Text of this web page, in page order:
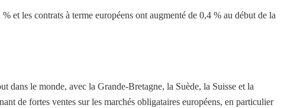
et les contrats à terme européens ont augmenté de 0,4 % au début de la
dans le monde, avec la Grande-Bretagne, la Suède, la Suisse et la
de fortes ventes sur les marchés obligataires européens, en particulier